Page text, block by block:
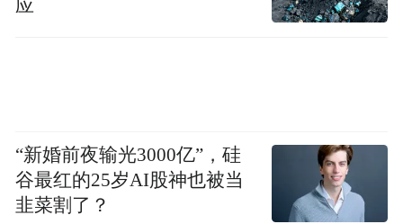
应
“新婚前夜输光3000亿”，硅
谷最红的25岁AI股神也被当
韭菜割了？